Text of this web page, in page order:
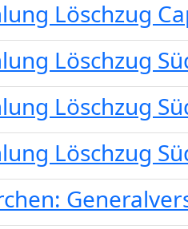
Löschzug
Löschzug
Löschzug
Löschzug